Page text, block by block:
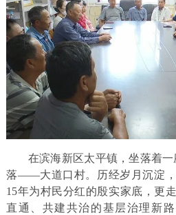
在滨海新区太平镇，坐落着
落——大道口村。历经岁月沉淀
15年为村民分红的殷实家底，更
直通、共建共治的基层治理新